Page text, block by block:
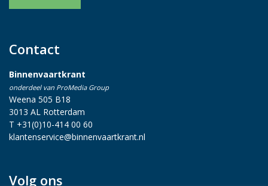
Contact
Binnenvaartkrant
onderdeel van ProMedia Group
Weena 505 B18
3013 AL Rotterdam
T +31(0)10-414 00 60
klantenservice@binnenvaartkrant.nl
Volg ons